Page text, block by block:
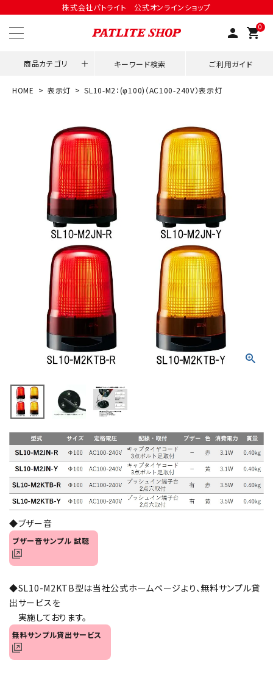
株式会社パトライト 公式オンラインショップ
person 0
shopping_cart
商品カテゴリ キーワード検索 ご利用ガイド
ACCOUNT MENU
ようこそ ゲスト 様
ログイン person
用途別改善アイデア
ネットワーク対応
積層信号灯
回転灯
流線型
光音一体型
音/音声
LED照明
センサ機器
散光式警光灯
補修パーツ
製品選定の仕方
ガイドライン
HOME 表示灯 SL10-M2：(φ100)（AC100-240V）表示灯
◆ブザー音
ブザー音サンプル 試聴
◆SL10-M2KTB型は当社公式ホームページより、無料サンプル貸
出サービスを
実施しております。
無料サンプル貸出サービス